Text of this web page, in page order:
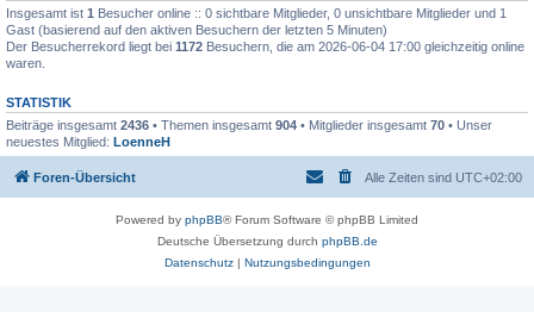
Insgesamt ist 1 Besucher online :: 0 sichtbare Mitglieder, 0 unsichtbare Mitglieder und 1
Gast (basierend auf den aktiven Besuchern der letzten 5 Minuten)
Der Besucherrekord liegt bei 1172 Besuchern, die am 2026-06-04 17:00 gleichzeitig online
waren.
STATISTIK
Beiträge insgesamt 2436 • Themen insgesamt 904 • Mitglieder insgesamt 70 • Unser
neuestes Mitglied: LoenneH
Foren-Übersicht Alle Zeiten sind UTC+02:00
Powered by phpBB® Forum Software © phpBB Limited
Deutsche Übersetzung durch phpBB.de
Datenschutz| Nutzungsbedingungen